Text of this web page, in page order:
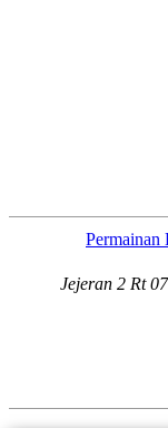
Permainan
Jejeran 2 Rt